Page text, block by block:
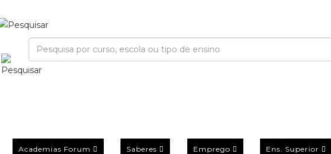
Academias Forum Saberes Emprego Ens. Superior